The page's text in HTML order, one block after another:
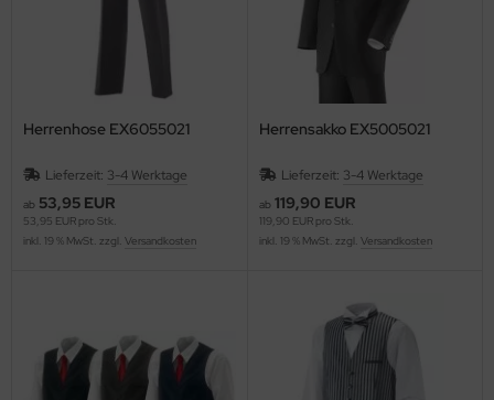
Herrenhose EX6055021
Lieferzeit: 3-4 Werktage
ab 53,95 EUR
53,95 EUR pro Stk.
inkl. 19 % MwSt. zzgl. Versandkosten
Herrensakko EX5005021
Lieferzeit: 3-4 Werktage
ab 119,90 EUR
119,90 EUR pro Stk.
inkl. 19 % MwSt. zzgl. Versandkosten